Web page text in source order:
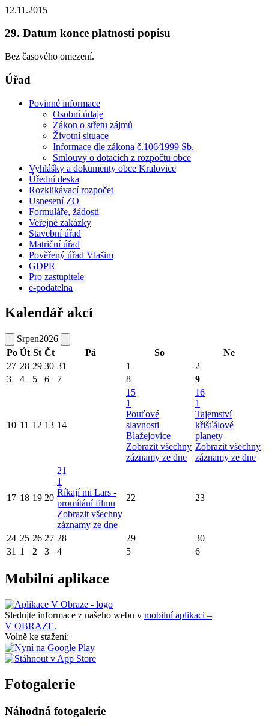
12.11.2015
29. Datum konce platnosti popisu
Bez časového omezení.
Úřad
Povinné informace
Osobní údaje
Zákon o střetu zájmů
Životní situace
Informace dle zákona č.106⁄1999 Sb.
Smlouvy o dotacích z rozpočtu obce
Vyhlášky a dokumenty obce Kralovice
Úřední deska
Rozklikávací rozpočet
Usnesení ZO
Formuláře, žádosti
Veřejné zakázky
Stavební úřad
Matriční úřad
Pověřený úřad Vlašim
GDPR
Pro zastupitele
e-podatelna
Kalendář akcí
Srpen2026
Po Út St Čt Pá So
Ne
27 28 29 30 31 1
2
3
4 5 6 7 8 9
10 11 12 13 14
15
1
Pouťové
slavnosti
Blažejovice
Zobrazit všechny
záznamy ze dne
16
1
Tajemství
křišťálové
planety
Zobrazit všechny
záznamy ze dne
17 18 19 20
21
1
Říkají mi Lars -
promítání filmu
Zobrazit všechny
záznamy ze dne
22 23
24 25 26 27 28 29
30
31 1 2 3 4 5 6
Mobilní aplikace
Sledujte informace z našeho webu v mobilní aplikaci –
V OBRAZE.
Volně ke stažení:
Fotogalerie
Náhodná fotogalerie